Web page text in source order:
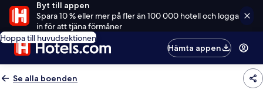
Byt till appen
Spara 10 % eller mer på fler än 100 000 hotell och logga
in för att tjäna förmåner
Hoppa till huvudsektionen
Hämta appen
Se alla boenden